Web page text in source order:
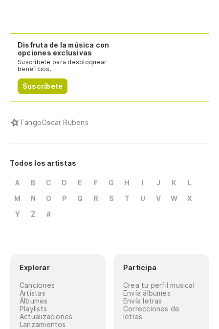
Disfruta de la música con
opciones exclusivas
Suscríbete para desbloquear
beneficios.
Suscríbete
TangoOscar Rubens
Todos los artistas
A B C D E F G H I J K
L
M
N O P Q R S T U V W
X
Y
Z #
Explorar
Canciones
Artistas
Álbumes
Playlists
Actualizaciones
Lanzamientos
Participa
Crea tu perfil musical
Envía álbumes
Envía letras
Correcciones de
letras